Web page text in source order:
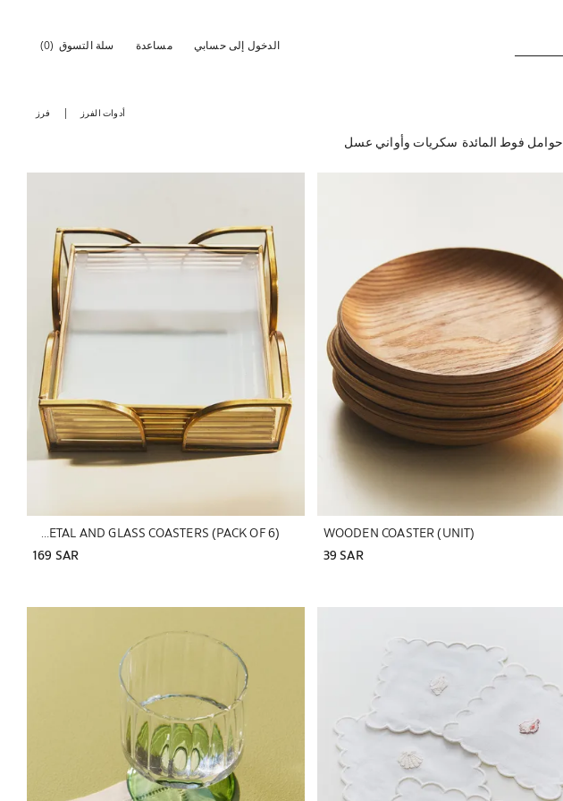
الدخول إلى حسابي مساعدة سلة التسوق (0)
حوامل فوط المائدة سكريات وأواني عسل
أدوات الفرز فرز
WOODEN COASTER (UNIT)
39 SAR
تم تغيير الصورة إلى 1 من 6
169 SAR
تم تغيير الصورة إلى 1 من 6
تم تغيير الصورة إلى 1 من 5 تم تغيير الصورة إلى 1 من 5